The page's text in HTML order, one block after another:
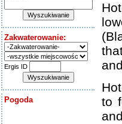
Zakwaterowanie:
Ergis ID
Pogoda
to